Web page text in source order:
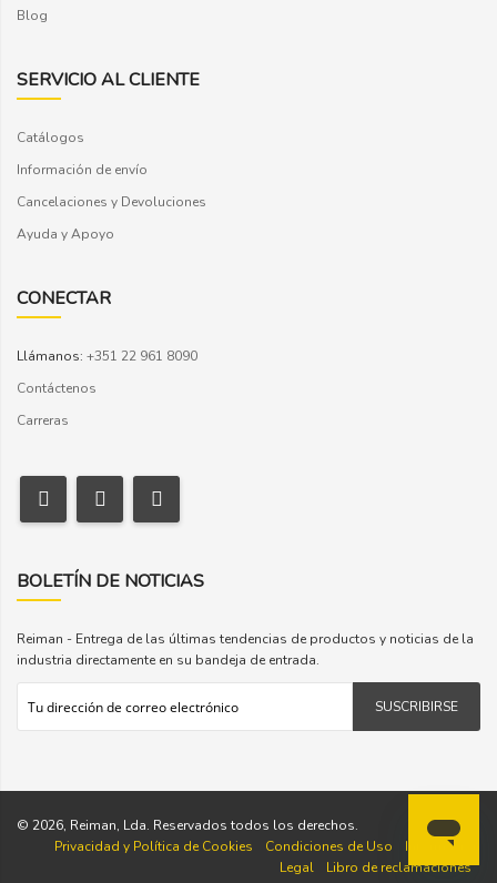
Blog
SERVICIO AL CLIENTE
Catálogos
Información de envío
Cancelaciones y Devoluciones
Ayuda y Apoyo
CONECTAR
Llámanos: +351 22 961 8090
Contáctenos
Carreras
BOLETÍN DE NOTICIAS
Reiman - Entrega de las últimas tendencias de productos y noticias de la
industria directamente en su bandeja de entrada.
SUSCRIBIRSE
© 2026, Reiman, Lda. Reservados todos los derechos.
Privacidad y Política de Cookies
Condiciones de Uso
Información
Legal
Libro de reclamaciones